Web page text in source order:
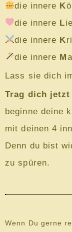
die innere K
die innere L
die innere K
die innere M
Lass sie dich
Trag dich
beginne deine
mit deinen 4
Denn du bist
zu spüren.
Wenn Du gerne